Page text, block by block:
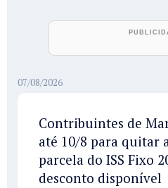
07/08/2026
Contribuintes de
até 10/8 para quitar
parcela do ISS Fixo
desconto disponível